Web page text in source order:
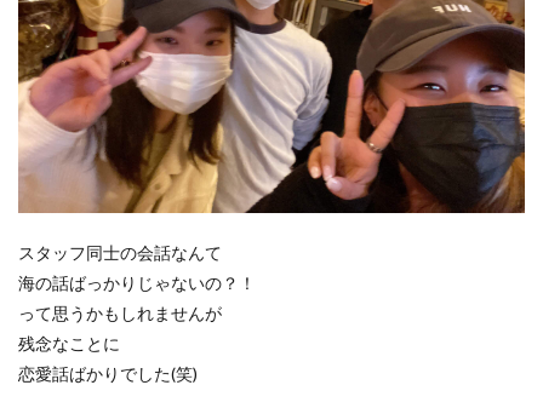
スタッフ同士の会話なんて
海の話ばっかりじゃないの？！
って思うかもしれませんが
残念なことに
恋愛話ばかりでした(笑)